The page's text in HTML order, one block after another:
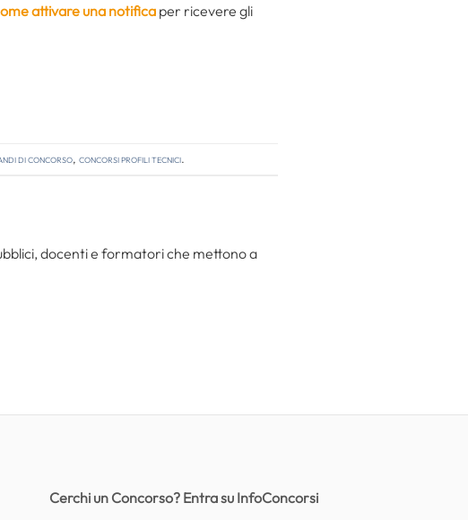
attivare una notificaper ricevere gli
di concorso, concorsi profili tecnici.
docenti e formatori che mettono a
Cerchi un Concorso? Entra su InfoConcorsi